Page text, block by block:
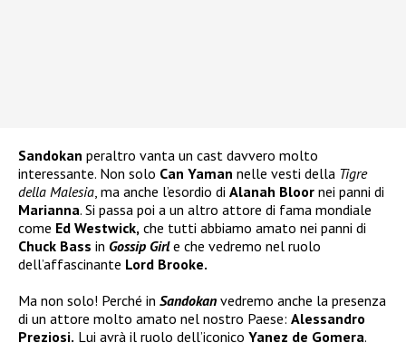
Sandokan peraltro vanta un cast davvero molto
interessante. Non solo Can Yaman nelle vesti della Tigre
della Malesia, ma anche l’esordio di Alanah Bloor nei panni di
Marianna. Si passa poi a un altro attore di fama mondiale
come Ed Westwick, che tutti abbiamo amato nei panni di
Chuck Bass in Gossip Girle che vedremo nel ruolo
dell’affascinante Lord Brooke.
Ma non solo! Perché in Sandokan vedremo anche la presenza
di un attore molto amato nel nostro Paese: Alessandro
Preziosi. Lui avrà il ruolo dell’iconico Yanez de Gomera.